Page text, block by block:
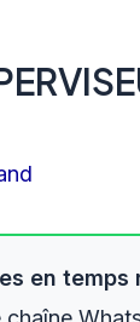
en temps